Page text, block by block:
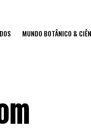
MUNDO BOTÂNICO &